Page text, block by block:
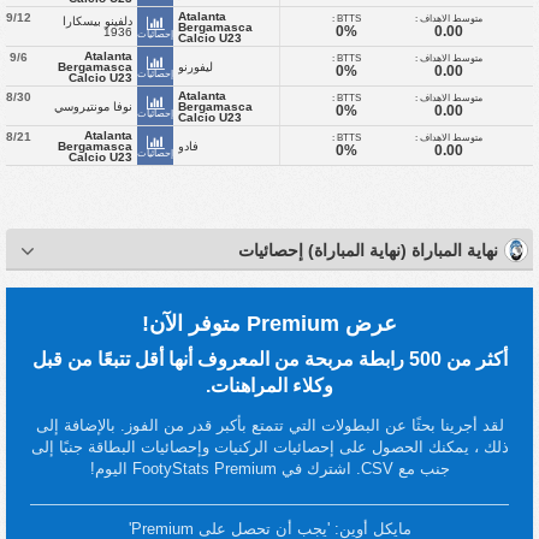
9/12
دلفينو بيسكارا
1936 إحصائيات
Atalanta
Bergamasca
Calcio U23
متوسط الاهداف :
0.00
BTTS :
0%
9/6
Atalanta
Bergamasca
Calcio U23 إحصائيات
ليفورنو
متوسط الاهداف :
0.00
BTTS :
0%
8/30
نوفا مونتيروسي
إحصائيات
Atalanta
Bergamasca
Calcio U23
متوسط الاهداف :
0.00
BTTS :
0%
8/21
Atalanta
Bergamasca
Calcio U23 إحصائيات
فادو
متوسط الاهداف :
0.00
BTTS :
0%
نهاية المباراة (نهاية المباراة) إحصائيات
عرض Premium متوفر الآن!
أكثر من 500 رابطة مربحة من المعروف أنها أقل تتبعًا من قبل
وكلاء المراهنات.
لقد أجرينا بحثًا عن البطولات التي تتمتع بأكبر قدر من الفوز. بالإضافة إلى
ذلك ، يمكنك الحصول على إحصائيات الركنيات وإحصائيات البطاقة جنبًا إلى
جنب مع CSV. اشترك في FootyStats Premium اليوم!
مايكل أوين: 'يجب أن تحصل على Premium'